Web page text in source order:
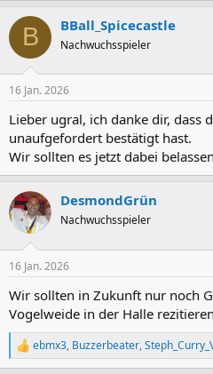
k
i
e
:
B BBall_Spicecastle
Nachwuchsspieler
16 Jan. 2026
Lieber ugral, ich danke dir, dass
unaufgefordert bestätigt hast.
Wir sollten es jetzt dabei
DesmondGrün
Nachwuchsspieler
16 Jan. 2026
Wir sollten in Zukunft nur noch
Vogelweide in der Halle rezitieren
R
e
ebmx3, Buzzerbeater,